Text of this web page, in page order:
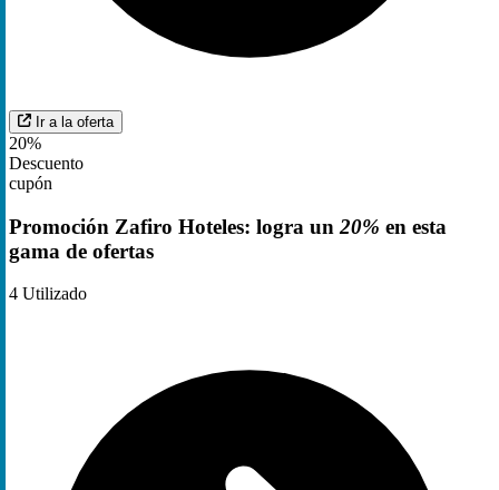
Ir a la oferta
20%
Descuento
cupón
Promoción Zafiro Hoteles: logra un 20% en esta
gama de ofertas
4 Utilizado